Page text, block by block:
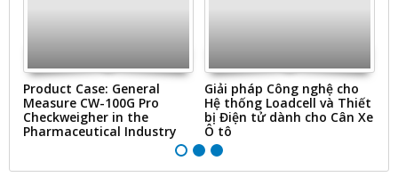
Product Case: General
Measure CW-100G Pro
Checkweigher in the
Pharmaceutical Industry
Giải pháp Công nghệ cho
Hệ thống Loadcell và Thiết
bị Điện tử dành cho Cân Xe
Ô tô